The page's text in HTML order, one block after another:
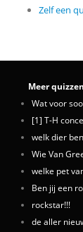
Zelf een
Meer
Wat voor
[1] T-H
welk dier
Wie Van
welke pet
Ben jij een
rockstar!!!
de aller